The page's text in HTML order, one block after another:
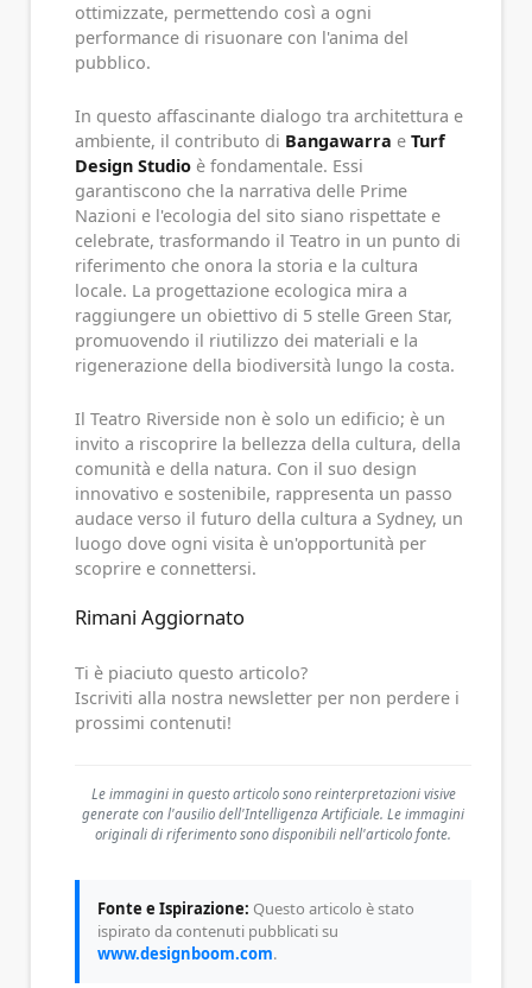
ottimizzate, permettendo così a ogni
performance di risuonare con l'anima del
pubblico.
In questo affascinante dialogo tra architettura e
ambiente, il contributo di Bangawarra e Turf
Design Studio è fondamentale. Essi
garantiscono che la narrativa delle Prime
Nazioni e l'ecologia del sito siano rispettate e
celebrate, trasformando il Teatro in un punto di
riferimento che onora la storia e la cultura
locale. La progettazione ecologica mira a
raggiungere un obiettivo di 5 stelle Green Star,
promuovendo il riutilizzo dei materiali e la
rigenerazione della biodiversità lungo la costa.
Il Teatro Riverside non è solo un edificio; è un
invito a riscoprire la bellezza della cultura, della
comunità e della natura. Con il suo design
innovativo e sostenibile, rappresenta un passo
audace verso il futuro della cultura a Sydney, un
luogo dove ogni visita è un'opportunità per
scoprire e connettersi.
Rimani Aggiornato
Ti è piaciuto questo articolo?
Iscriviti alla nostra newsletter per non perdere i
prossimi contenuti!
Le immagini in questo articolo sono reinterpretazioni visive
generate con l'ausilio dell'Intelligenza Artificiale. Le immagini
originali di riferimento sono disponibili nell'articolo fonte.
Fonte e Ispirazione: Questo articolo è stato
ispirato da contenuti pubblicati su
www.designboom.com.